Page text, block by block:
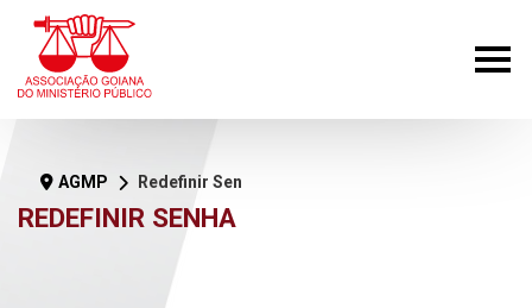
REDEFINIR SENHA
AGMP Redefinir Senha